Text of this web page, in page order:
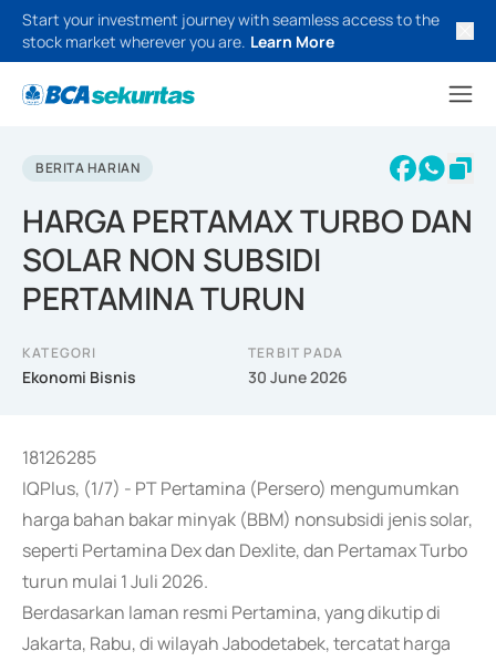
Start your investment journey with seamless access to the
stock market wherever you are. Learn More
BERITA HARIAN
HARGA PERTAMAX TURBO DAN
SOLAR NON SUBSIDI
PERTAMINA TURUN
KATEGORI
Ekonomi Bisnis
TERBIT PADA
30 June 2026
18126285
IQPlus, (1/7) - PT Pertamina (Persero) mengumumkan
harga bahan bakar minyak (BBM) nonsubsidi jenis solar,
seperti Pertamina Dex dan Dexlite, dan Pertamax Turbo
turun mulai 1 Juli 2026.
Berdasarkan laman resmi Pertamina, yang dikutip di
Jakarta, Rabu, di wilayah Jabodetabek, tercatat harga